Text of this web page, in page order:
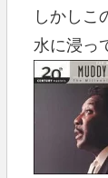
しかしこ
水に浸っ